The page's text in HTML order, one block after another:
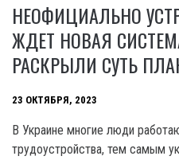
НЕОФИЦИАЛЬНО
ЖДЕТ НОВАЯ
РАСКРЫЛИ СУТЬ
23 ОКТЯБРЯ, 2023
В Украине многие люди
трудоустройства, тем самым